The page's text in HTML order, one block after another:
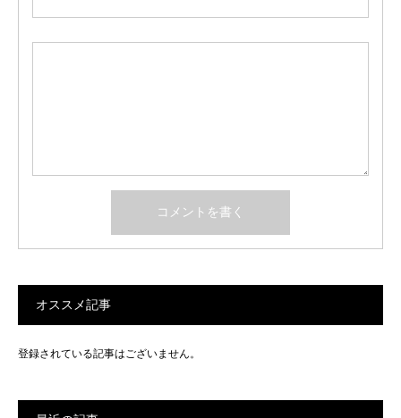
オススメ記事
登録されている記事はございません。